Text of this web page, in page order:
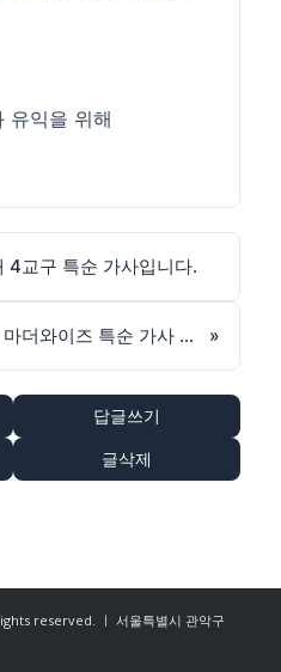
유익을 위해
4교구 특순 가사입니다.
11월 24일 주일찬양예배 마더와이즈 특순 가사 및 음원 »
답글쓰기
글삭제
reserved. ㅣ 서울특별시 관악구